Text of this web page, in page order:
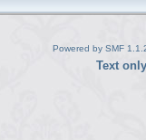
Powered by SMF
Text